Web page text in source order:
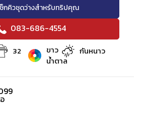
ช็กคิวชุดว่างสำหรับทริปคุณ
083-686-4554
32
ขาว
น้ำตาล
กันหนาว